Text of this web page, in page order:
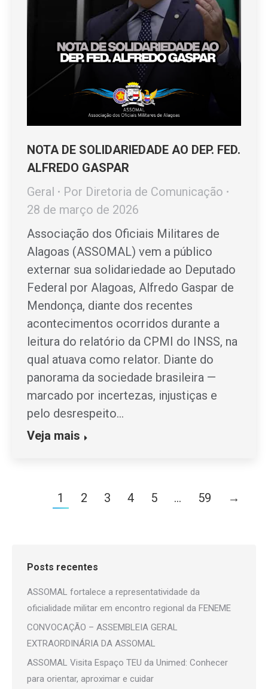
NOTA DE SOLIDARIEDADE AO DEP. FED.
ALFREDO GASPAR
Geral
Por Diretoria de Comunicação
28 de março de 2026
Associação dos Oficiais Militares de
Alagoas (ASSOMAL) vem a público
externar sua solidariedade ao Deputado
Federal por Alagoas, Alfredo Gaspar de
Mendonça, diante dos recentes
acontecimentos ocorridos durante a
leitura do relatório da CPMI do INSS, na
qual atuava como relator. Diante do
panorama da sociedade brasileira —
marcado por incertezas, injustiças e
pelo desrespeito…
Veja mais
1 2 3 4 5 … 59 →
Posts recentes
ASSOMAL fortalece a representatividade da
oficialidade militar em encontro regional da FENEME
CONVOCAÇÃO – ASSEMBLEIA GERAL
EXTRAORDINÁRIA DA ASSOMAL
ASSOMAL Visita Espaço TEU da Unimed: Conhecer
para orientar, aproximar e cuidar